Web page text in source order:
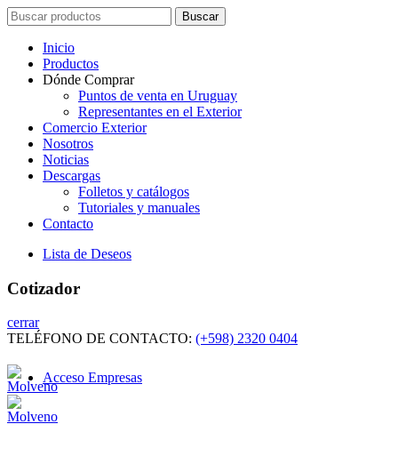
Search
for:
Buscar
Inicio
Productos
Dónde Comprar
Puntos de venta en Uruguay
Representantes en el Exterior
Comercio Exterior
Nosotros
Noticias
Descargas
Folletos y catálogos
Tutoriales y manuales
Contacto
Lista de Deseos
Cotizador
cerrar
TELÉFONO DE CONTACTO: (+598) 2320 0404
Acceso Empresas